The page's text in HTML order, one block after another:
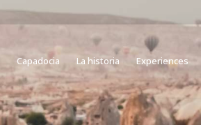
Capadocia La historia Experiences